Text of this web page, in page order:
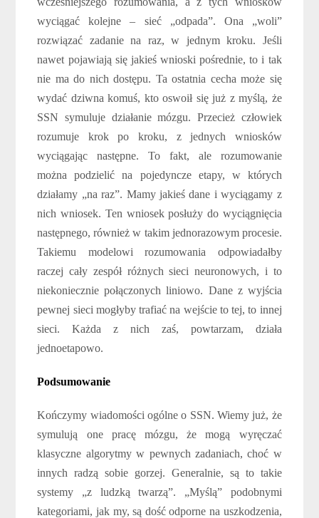
wyciągać kolejne – sieć „odpada”. Ona „woli”
rozwiązać zadanie na raz, w jednym kroku. Jeśli
nawet pojawiają się jakieś wnioski pośrednie, to i tak
nie ma do nich dostępu. Ta ostatnia cecha może się
wydać dziwna komuś, kto oswoił się już z myślą, że
SSN symuluje działanie mózgu. Przecież człowiek
rozumuje krok po kroku, z jednych wniosków
wyciągając następne. To fakt, ale rozumowanie
można podzielić na pojedyncze etapy, w których
działamy „na raz”. Mamy jakieś dane i wyciągamy z
nich wniosek. Ten wniosek posłuży do wyciągnięcia
następnego, również w takim jednorazowym procesie.
Takiemu modelowi rozumowania odpowiadałby
raczej cały zespół różnych sieci neuronowych, i to
niekoniecznie połączonych liniowo. Dane z wyjścia
pewnej sieci mogłyby trafiać na wejście to tej, to innej
sieci. Każda z nich zaś, powtarzam, działa
jednoetapowo.
Podsumowanie
Kończymy wiadomości ogólne o SSN. Wiemy już, że
symulują one pracę mózgu, że mogą wyręczać
klasyczne algorytmy w pewnych zadaniach, choć w
innych radzą sobie gorzej. Generalnie, są to takie
systemy „z ludzką twarzą”. „Myślą” podobnymi
kategoriami, jak my, są dość odporne na uszkodzenia,